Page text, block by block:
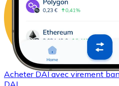
Acheter DAIavec virement